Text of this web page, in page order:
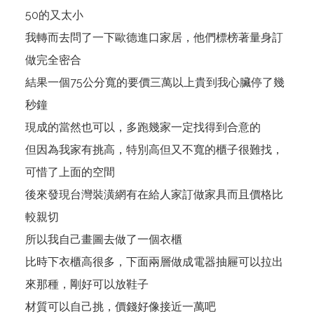
50的又太小
我轉而去問了一下歐德進口家居，他們標榜著量身訂
做完全密合
結果一個75公分寬的要價三萬以上貴到我心臟停了幾
秒鐘
現成的當然也可以，多跑幾家一定找得到合意的
但因為我家有挑高，特別高但又不寬的櫃子很難找，
可惜了上面的空間
後來發現台灣裝潢網有在給人家訂做家具而且價格比
較親切
所以我自己畫圖去做了一個衣櫃
比時下衣櫃高很多，下面兩層做成電器抽屜可以拉出
來那種，剛好可以放鞋子
材質可以自己挑，價錢好像接近一萬吧